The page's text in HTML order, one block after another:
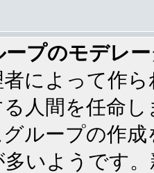
ープのモデレ
によって作
人間を任命
ループの作
いようです